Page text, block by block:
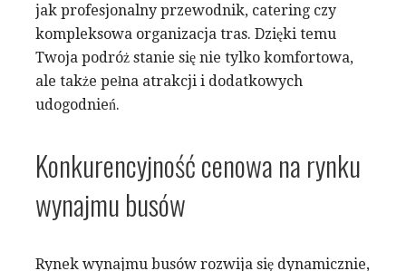
jak profesjonalny przewodnik, catering czy
kompleksowa organizacja tras. Dzięki temu
Twoja podróż stanie się nie tylko komfortowa,
ale także pełna atrakcji i dodatkowych
udogodnień.
Konkurencyjność cenowa na rynku
wynajmu busów
Rynek wynajmu busów rozwija się dynamicznie,